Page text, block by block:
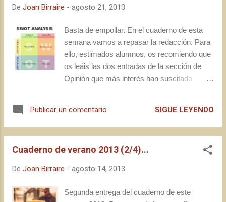
algo positivo si se fijan en lo que funciona
Dentro de tres días, voy a retomar la
actividad normal del blog, que para esta
temporada estimo que será de dos
publicaciones por semana (lunes y jueves).
Llego con mucha ilusión e ideas, y con ganas
llevado durante 2013 en lo que a publicación
me permi...
De Joan Birraire - agosto 21, 2013
Basta de empollar. En el cuaderno de esta
semana vamos a repasar la redacción. Para
ello, estimados alumnos, os recomiendo que
os leáis las dos entradas de la sección de
Opinión que más interés han suscitado
partidarios, cotidianidades y curvas S&D...
Sí, además de crear debate y algo de
que entusiasmó a más de uno, y que
cosilla de económicas en el pasado, y que no
presente. Comentar que para el siguiente
Publicar un comentario SIGUE LEYENDO
Cuaderno de verano 2013 (2/4)...
De Joan Birraire - agosto 14, 2013
Segunda entrega del cuaderno de este